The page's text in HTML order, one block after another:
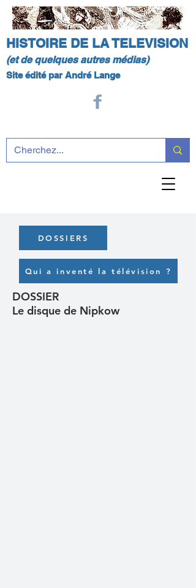
HISTOIRE DE LA TELEVISION
(et de quelques autres médias)
Site édité par André Lange
DOSSIERS
Qui a inventé la télévision ?
DOSSIER
Le disque de Nipkow